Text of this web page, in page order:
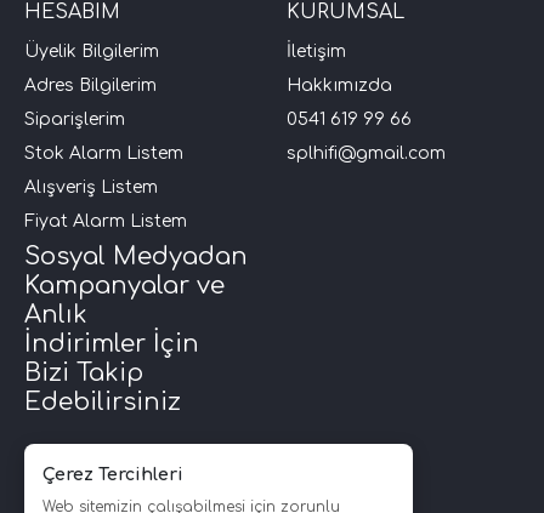
Arac Baslari)
Performans)
HESABIM
Üyelik Bilgilerim
Adres Bilgilerim
Siparişlerim
Stok Alarm Listem
Alışveriş Listem
Fiyat Alarm Listem
KURUMSAL
İletişim
Hakkımızda
0541 619 99 66
splhifi@gmail.com
Sosyal Medyadan
Kampanyalar ve
Anlık
İndirimler İçin
Bizi Takip
Edebilirsiniz
Çerez Tercihleri
Web sitemizin çalışabilmesi için zorunlu